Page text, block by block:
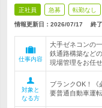
正社員 急募 転勤なし
情報更新日：2026/07/17 終
仕事内容
大手ゼネコンの
鉄通路構築など
現場管理をお任せ
対象と
なる方
ブランクOK！《
要普通自動車運